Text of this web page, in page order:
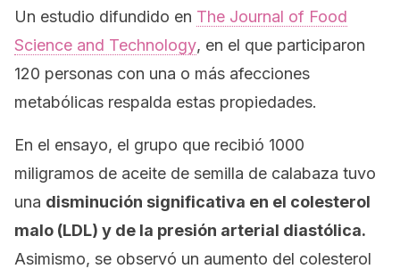
Un estudio difundido en The Journal of Food
Science and Technology, en el que participaron
120 personas con una o más afecciones
metabólicas respalda estas propiedades.
En el ensayo, el grupo que recibió 1000
miligramos de aceite de semilla de calabaza tuvo
una disminución significativa en el colesterol
malo (LDL) y de la presión arterial diastólica.
Asimismo, se observó un aumento del colesterol